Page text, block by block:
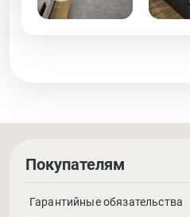
Покупателям
Гарантийные обязательства